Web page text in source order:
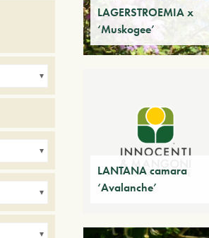
LAGERSTROEMIA x
‘Muskogee’
LANTANA camara
‘Avalanche’